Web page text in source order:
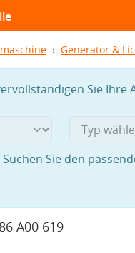
Generator &
Sie Ihre
Sie den
A00 619